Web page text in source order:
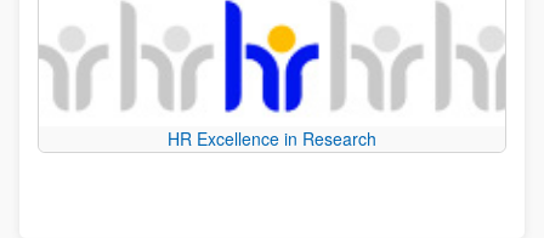
HR Excellence in Research